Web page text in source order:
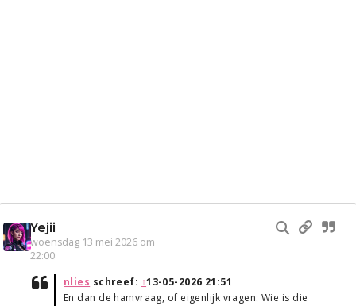
Yejii
woensdag 13 mei 2026 om
22:00
nlies schreef: ↑13-05-2026 21:51
En dan de hamvraag, of eigenlijk vragen: Wie is die